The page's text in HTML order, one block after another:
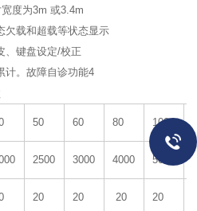
度为3m 或3.4m
欠载和超载等状态显示
、键盘设定/校正
计。故障自诊功能4
50 60 80 100
2500 3000 4000 5000
20 20 20 20